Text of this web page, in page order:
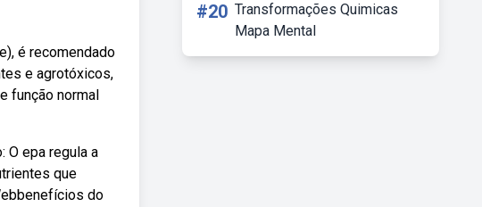
é recomendado
e agrotóxicos,
função normal
O epa regula a
que
do
#20 Transformações Quimicas
Mapa Mental